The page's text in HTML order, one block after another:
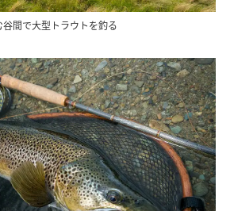
間で大型トラウトを釣る